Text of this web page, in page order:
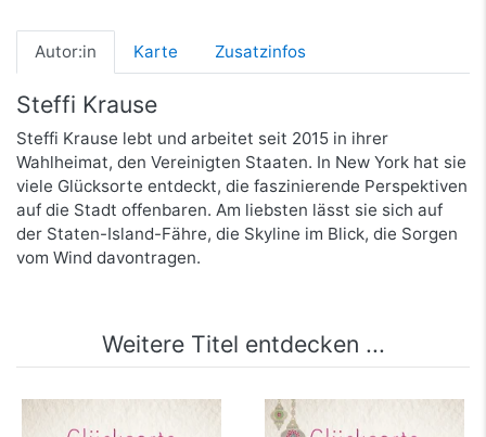
Autor:in Karte Zusatzinfos
Steffi Krause
Steffi Krause lebt und arbeitet seit 2015 in ihrer
Wahlheimat, den Vereinigten Staaten. In New York hat sie
viele Glücksorte entdeckt, die faszinierende Perspektiven
auf die Stadt offenbaren. Am liebsten lässt sie sich auf
der Staten-Island-Fähre, die Skyline im Blick, die Sorgen
vom Wind davontragen.
Weitere Titel entdecken ...
Glücksorte in
Glücksorte in Istanbul